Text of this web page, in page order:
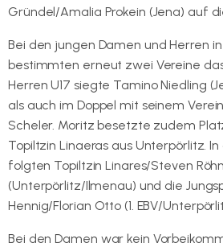
Gründel/Amalia Prokein (Jena) auf
Bei den jungen Damen und Herren
bestimmten erneut zwei Vereine
Herren U17 siegte Tamino Niedling
als auch im Doppel mit seinem
Scheler. Moritz besetzte zudem
Topiltzin Linaeras aus Unterpörlitz.
folgten Topiltzin Linares/Steven
(Unterpörlitz/Ilmenau) und die
Hennig/Florian Otto (1. EBV/
Bei den Damen war kein